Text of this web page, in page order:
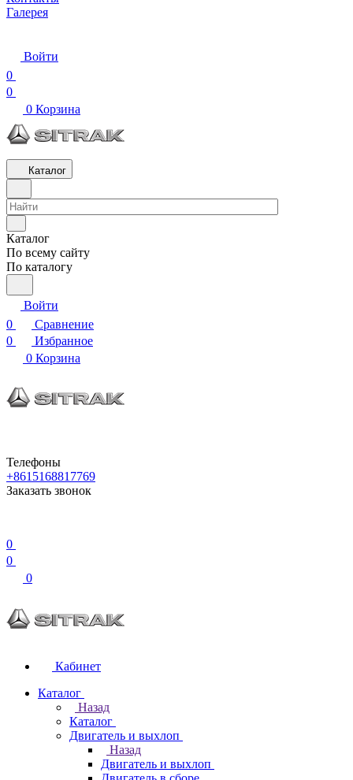
Галерея
Войти
0
0
0 Корзина
Каталог
Каталог
По всему сайту
По каталогу
Войти
0
Сравнение
0
Избранное
0 Корзина
Телефоны
+8615168817769
Заказать звонок
0
0
0
Кабинет
Каталог
Назад
Каталог
Двигатель и выхлоп
Назад
Двигатель и выхлоп